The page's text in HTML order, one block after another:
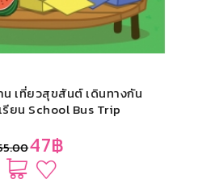
เที่ยวสุขสันต์ เดินทางกัน
รียน School Bus Trip
47฿